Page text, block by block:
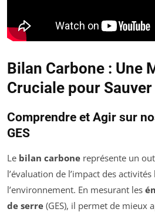
Bilan Carbone : Une
Cruciale pour
Comprendre et Agir sur
GES
Le bilan carbone représente un
l’évaluation de l’impact des
l’environnement. En mesurant les
de serre (GES), il permet de mieux